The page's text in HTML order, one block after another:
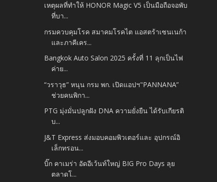
เหตุผลที่ทำให้ HONOR Magic V5 เป็นมือถือจอพับ
ที่บา...
กรมควบคุมโรค สมาคมโรคไต แอสตร้าเซนเนก้า
และภาคีเคร...
Bangkok Auto Salon 2025 ครั้งที่ 11 ลุกเป็นไฟ
ค่าย...
“วราวุธ” หนุน กรม พก. เปิดแอปฯ"PANNANA”
ช่วยคนพิกา...
PTG มุ่งมั่นปลูกฝัง DNA ความยั่งยืน ได้รับเกียรติ
บ...
J&T Express ส่งมอบคอมพิวเตอร์และ อุปกรณ์อิ
เล็กทรอน...
บิ๊ก คาเมร่า อัดอีเว้นท์ใหญ่ BIG Pro Days ลุย
ตลาดโ...